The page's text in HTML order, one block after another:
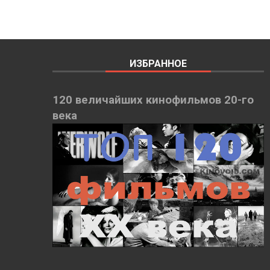
ИЗБРАННОЕ
120 величайших кинофильмов 20-го
века